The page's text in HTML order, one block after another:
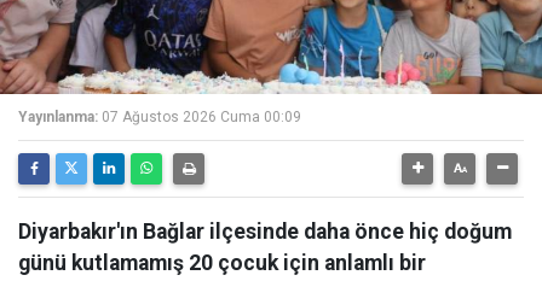
Yayınlanma: 07 Ağustos 2026 Cuma 00:09
Diyarbakır'ın Bağlar ilçesinde daha önce hiç doğum
günü kutlamamış 20 çocuk için anlamlı bir